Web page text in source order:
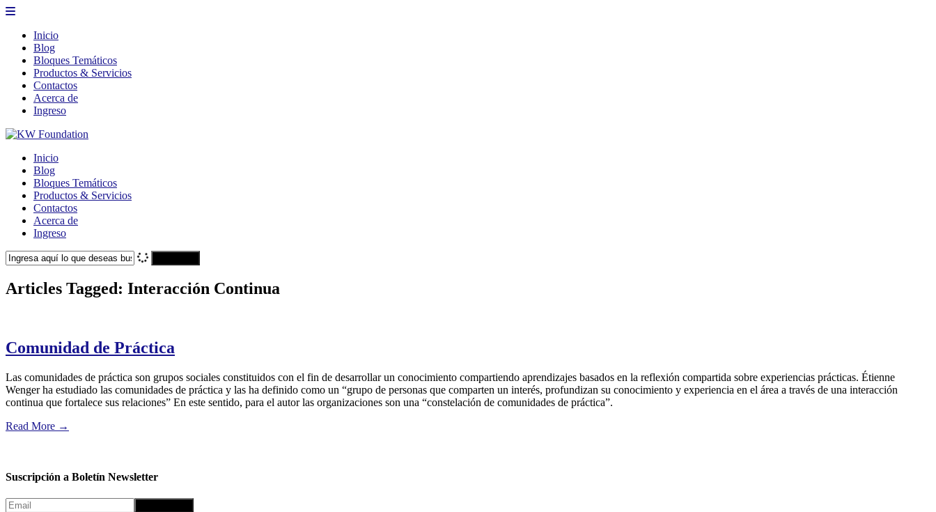
Inicio
Blog
Bloques Temáticos
Productos & Servicios
Contactos
Acerca de
Ingreso
Inicio
Blog
Bloques Temáticos
Productos & Servicios
Contactos
Acerca de
Ingreso
Articles Tagged: Interacción Continua
Comunidad de Práctica
Las comunidades de práctica son grupos sociales constituidos con el fin de desarrollar un conocimiento compartiendo aprendizajes basados en la reflexión compartida sobre experiencias prácticas. Étienne
Wenger ha estudiado las comunidades de práctica y las ha definido como un “grupo de personas que comparten un interés, profundizan su conocimiento y experiencia en el área a través de una interacción
continua que fortalece sus relaciones​” En este sentido, para el autor las organizaciones son una “constelación de comunidades de práctica”.
Read More →
Suscripción a Boletín Newsletter